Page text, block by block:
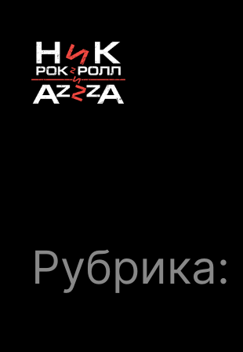
содержимому
Рубрика: